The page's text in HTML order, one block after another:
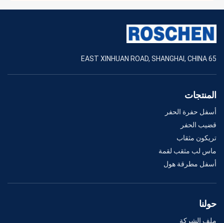
65 EAST XINHUAN ROAD, SHANGHAI, CHINA
المنتجات
أسفل حفرة الحفر
قضيب الحفر
تريكون مثقاب
ماس لب مثقب لقمة
أسفل مطرقة هول
حولنا
ملف الشركة